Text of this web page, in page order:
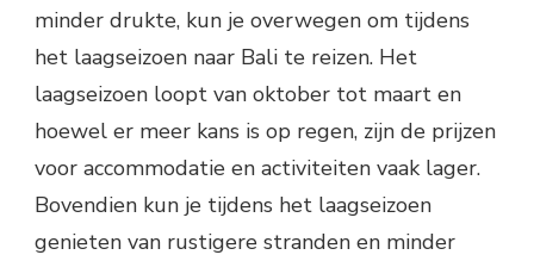
minder drukte, kun je overwegen om tijdens
het laagseizoen naar Bali te reizen. Het
laagseizoen loopt van oktober tot maart en
hoewel er meer kans is op regen, zijn de prijzen
voor accommodatie en activiteiten vaak lager.
Bovendien kun je tijdens het laagseizoen
genieten van rustigere stranden en minder